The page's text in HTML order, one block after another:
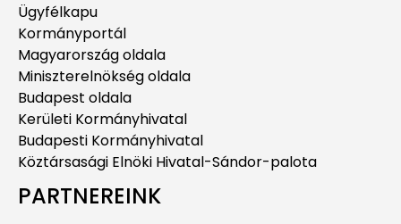
Ügyfélkapu
Kormányportál
Magyarország oldala
Miniszterelnökség oldala
Budapest oldala
Kerületi Kormányhivatal
Budapesti Kormányhivatal
Köztársasági Elnöki Hivatal-Sándor-palota
PARTNEREINK